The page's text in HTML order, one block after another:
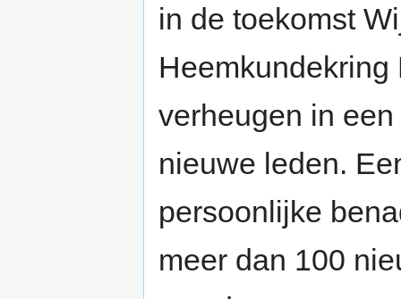
in de toekomst
verheugen in
nieuwe leden.
persoonlijke
meer dan 100